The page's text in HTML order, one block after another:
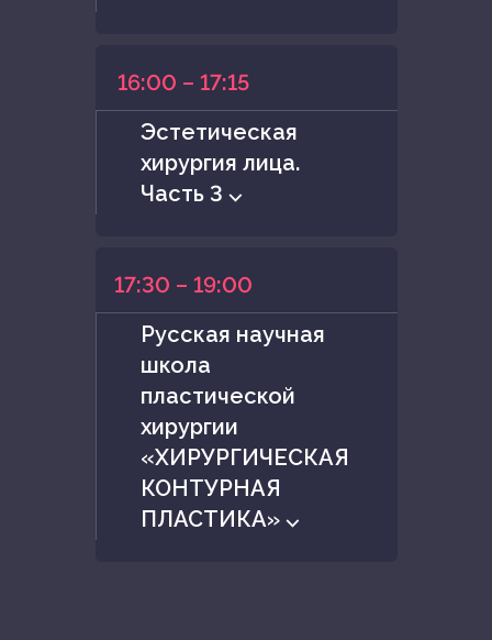
16:00 – 17:15
Эстетическая
хирургия лица.
Часть 3 ⌵
17:30 – 19:00
Русская научная
школа
пластической
хирургии
«ХИРУРГИЧЕСКАЯ
КОНТУРНАЯ
ПЛАСТИКА» ⌵